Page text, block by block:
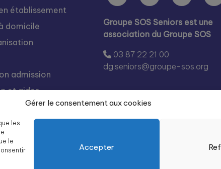
Gérer le consentement aux cookies
les
le
Accepter
établissement
domicile
admission
et aides
Groupe
Groupe SOS Seniors est une
association du Groupe SOS
03 87 22 21 00
dg.seniors@groupe-sos.org